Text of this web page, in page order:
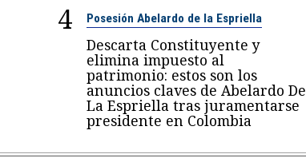
4 Posesión Abelardo de la Espriella
Descarta Constituyente y
elimina impuesto al
patrimonio: estos son los
anuncios claves de Abelardo De
La Espriella tras juramentarse
presidente en Colombia